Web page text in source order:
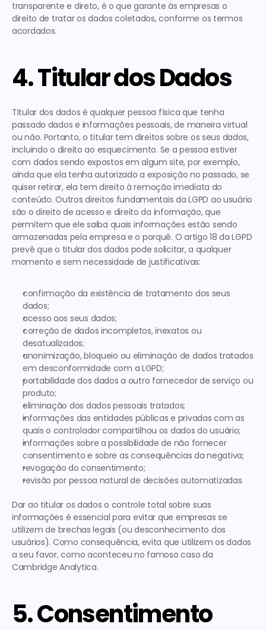
direito de tratar os dados coletados, conforme os termos
acordados.
4. Titular dos Dados
Titular dos dados é qualquer pessoa física que tenha
passado dados e informações pessoais, de maneira virtual
ou não. Portanto, o titular tem direitos sobre os seus dados,
incluindo o direito ao esquecimento. Se a pessoa estiver
com dados sendo expostos em algum site, por exemplo,
ainda que ela tenha autorizado a exposição no passado, se
quiser retirar, ela tem direito à remoção imediata do
conteúdo. Outros direitos fundamentais da LGPD ao usuário
permitem que ele saiba quais informações estão sendo
armazenadas pela empresa e o porquê. O artigo 18 da LGPD
prevê que o titular dos dados pode solicitar, a qualquer
momento e sem necessidade de justificativas:
confirmação da existência de tratamento dos seus
dados;
acesso aos seus dados;
correção de dados incompletos, inexatos ou
desatualizados;
anonimização, bloqueio ou eliminação de dados tratados
em desconformidade com a LGPD;
portabilidade dos dados a outro fornecedor de serviço ou
produto;
eliminação dos dados pessoais tratados;
informações das entidades públicas e privadas com as
quais o controlador compartilhou os dados do usuário;
informações sobre a possibilidade de não fornecer
consentimento e sobre as consequências da negativa;
revogação do consentimento;
revisão por pessoa natural de decisões automatizadas.
Dar ao titular os dados o controle total sobre suas
informações é essencial para evitar que empresas se
utilizem de brechas legais (ou desconhecimento dos
usuários). Como consequência, evita que utilizem os dados
a seu favor, como aconteceu no famoso caso da
Cambridge Analytica.
5. Consentimento